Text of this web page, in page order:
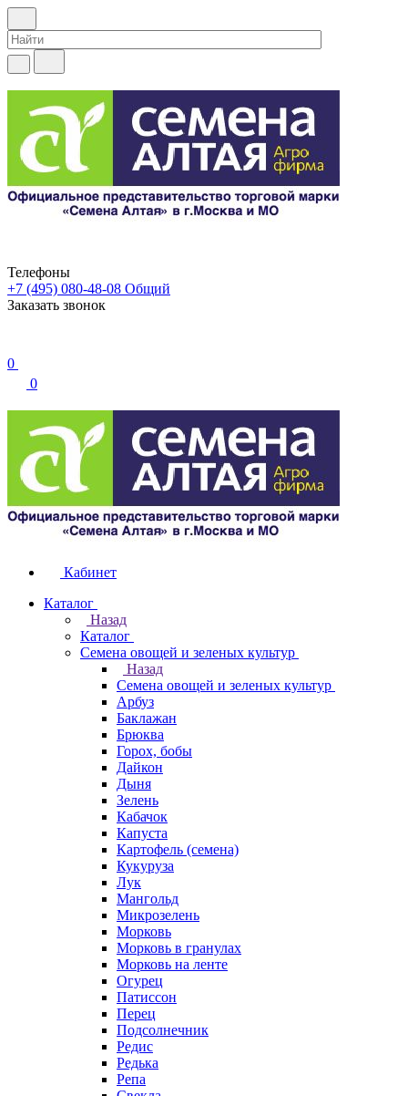
Телефоны
+7 (495) 080-48-08 Общий
Заказать звонок
0
0
Кабинет
Каталог
Назад
Каталог
Семена овощей и зеленых культур
Назад
Семена овощей и зеленых культур
Арбуз
Баклажан
Брюква
Горох, бобы
Дайкон
Дыня
Зелень
Кабачок
Капуста
Картофель (семена)
Кукуруза
Лук
Мангольд
Микрозелень
Морковь
Морковь в гранулах
Морковь на ленте
Огурец
Патиссон
Перец
Подсолнечник
Редис
Редька
Репа